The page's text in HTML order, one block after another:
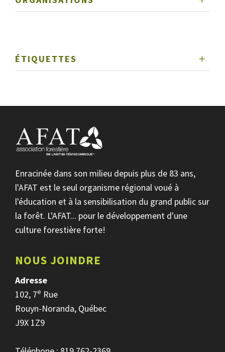
ÉTIQUETTES
Enracinée dans son milieu depuis plus de 83 ans,
l'AFAT est le seul organisme régional voué à
l'éducation et à la sensibilisation du grand public sur
la forêt. L'AFAT... pour le développement d'une
culture forestière forte!
NOUS JOINDRE
Adresse
102, 7e Rue
Rouyn-Noranda, Québec
J9X 1Z9